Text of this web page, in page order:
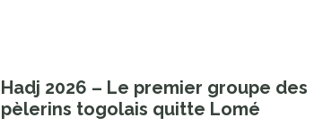
Hadj 2026 – Le premier groupe des
pèlerins togolais quitte Lomé